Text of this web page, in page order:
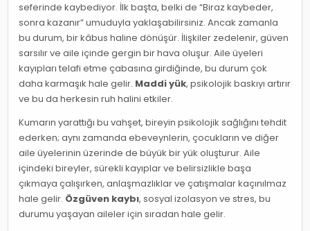
seferinde kaybediyor. İlk başta, belki de “Biraz kaybeder,
sonra kazanır” umuduyla yaklaşabilirsiniz. Ancak zamanla
bu durum, bir kâbus haline dönüşür. İlişkiler zedelenir, güven
sarsılır ve aile içinde gergin bir hava oluşur. Aile üyeleri
kayıpları telafi etme çabasına girdiğinde, bu durum çok
daha karmaşık hale gelir. Maddi yük, psikolojik baskıyı artırır
ve bu da herkesin ruh halini etkiler.
Kumarın yarattığı bu vahşet, bireyin psikolojik sağlığını tehdit
ederken; aynı zamanda ebeveynlerin, çocukların ve diğer
aile üyelerinin üzerinde de büyük bir yük oluşturur. Aile
içindeki bireyler, sürekli kayıplar ve belirsizlikle başa
çıkmaya çalışırken, anlaşmazlıklar ve çatışmalar kaçınılmaz
hale gelir. Özgüven kaybı, sosyal izolasyon ve stres, bu
durumu yaşayan aileler için sıradan hale gelir.